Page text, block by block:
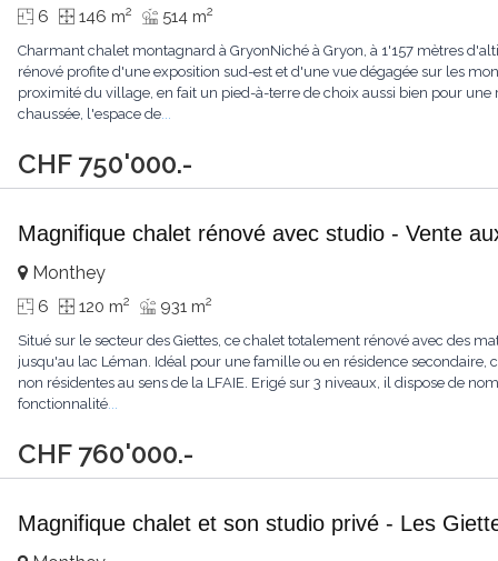
CHF 750'000.-
6 146 m2 514 m2
Charmant chalet montagnard à GryonNiché à Gryon, à 1'157 mètres
rénové profite d'une exposition sud-est et d'une vue dégagée sur les
proximité du village, en fait un pied-à-terre de choix aussi bien pour
chaussée, l'espace de...
Magnifique chalet rénové avec studio - Vente
CHF 760'000.-
Monthey
6 120 m2 931 m2
Situé sur le secteur des Giettes, ce chalet totalement rénové avec des
jusqu'au lac Léman. Idéal pour une famille ou en résidence secondaire,
non résidentes au sens de la LFAIE. Erigé sur 3 niveaux, il dispose de
fonctionnalité...
Magnifique chalet et son studio privé - Les